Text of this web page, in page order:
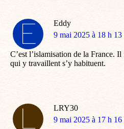
Eddy
dit
9 mai 2025 à 18 h 13
C’est l’islamisation de la France.
qui y travaillent s’y habituent.
LRY30
dit
9 mai 2025 à 17 h 16